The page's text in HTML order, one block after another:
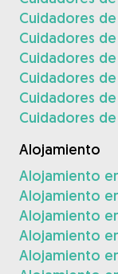
Cuidadores
Cuidadores
Cuidadores
Cuidadores
Cuidadores
Cuidadores
Alojamiento
Alojamiento
Alojamiento
Alojamiento
Alojamiento
Alojamiento